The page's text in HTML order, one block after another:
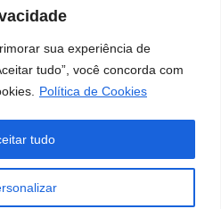
sua experiência de
tudo”, você concorda com
Política de Cookies
tudo
BOM JESUS, EDIFÍCIO BRASIL